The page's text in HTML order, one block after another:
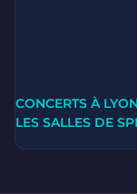
CONCERTS À
LES SALLES DE